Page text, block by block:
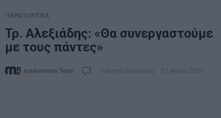
ΠΑΡΑΠΟΛΙΤΙΚΑ
Τρ. Αλεξιάδης: «Θα συνεργαστούμε
με τους πάντες»
marketnews Team 1 λεπτό ανάγνωση 21 Μαΐου 2026